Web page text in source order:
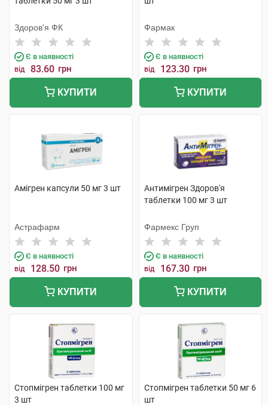
Здоров'я ФК
Є в наявності
від 83.60 грн
КУПИТИ
Фармак
Є в наявності
від 123.30 грн
КУПИТИ
Амігрен капсули 50 мг 3 шт
Астрафарм
Є в наявності
від 128.50 грн
КУПИТИ
Антимігрен Здоров'я
таблетки 100 мг 3 шт
Фармекс Груп
Є в наявності
від 167.30 грн
КУПИТИ
Стопмігрен таблетки 100 мг
3 шт
Стопмігрен таблетки 50 мг 6
шт